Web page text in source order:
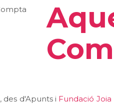
, des d'Apunts i Fundació Joia